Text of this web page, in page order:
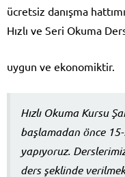
ücretsiz danışma
Hızlı ve Seri Okuma
uygun ve ekonomiktir.
Hızlı Okuma Kursu
başlamadan önce
yapıyoruz.
ders şeklinde